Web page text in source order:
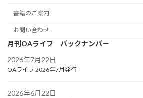
書籍のご案内
お問い合わせ
月刊OAライフ バックナンバー
2026年7月22日
OAライフ 2026年7月発行
2026年6月22日